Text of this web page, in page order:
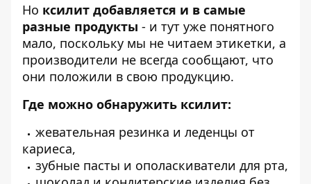
Но ксилит добавляется и в самые
разные продукты - и тут уже понятного
мало, поскольку мы не читаем этикетки, а
производители не всегда сообщают, что
они положили в свою продукцию.
Где можно обнаружить ксилит:
жевательная резинка и леденцы от
кариеса,
зубные пасты и ополаскиватели для рта,